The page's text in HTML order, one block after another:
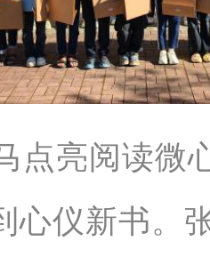
点亮阅读微
心仪新书。